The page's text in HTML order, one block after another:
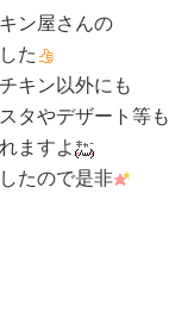
ン屋さんの
た
キン以外にも
タやデザート等も
ますよ
たので是非